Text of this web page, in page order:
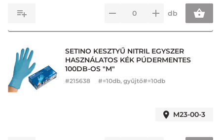
db
SETINO KESZTYŰ NITRIL EGYSZER
HASZNÁLATOS KÉK PÚDERMENTES
100DB-OS "M"
#215638 #=10db, gyűjtő#=10db
M23-00-3